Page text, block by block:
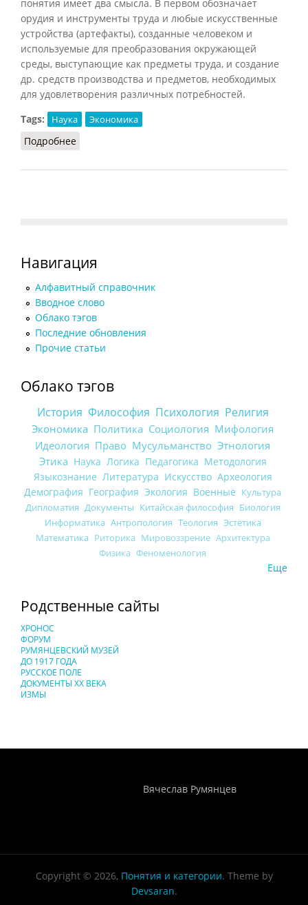
понятия имеет два смысла. В первом обозначает
орудия и инструменты труда и любые искусственные
устройства (артефакты), созданные человеком и
используемые для преобразования окружающей
среды, выступающие как предметы труда, и создание
др. средств производства и предметов, необходимых
для удовлетворения различных потребностей.
Tags:
Наука Экономика
Подробнее
Навигация
Алфавитный справочник
Вводное слово
Облако тэгов
Последние обновления
Прочие статьи
Облако тэгов
История Философия Психология Религия
Экономика Политика Социология Мифология
Идеология Право Мусульманство Этнология
Этика Наука Логика Педагогика Методология
Языкознание Литература Искусство Археология
Демография География Экология Военные Культура
Дипломатия Документы Китайская философия Биология
Информатика Антропология Теология Эстетика
Математика Риторика Мировоззрение Архитектура
Физика Феноменология
Еще
Родственные сайты
ХРОНОС
ФОРУМ
РУМЯНЦЕВСКИЙ МУЗЕЙ
ДО 1917 ГОДА
РУССКОЕ ПОЛЕ
ДОКУМЕНТЫ XX ВЕКА
ИЗМЫ
Вячеслав Румянцев
Copyright © 2026, Понятия и категории. Theme by
Devsaran.